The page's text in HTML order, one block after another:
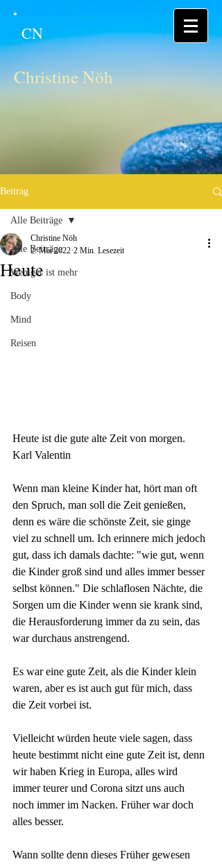
CN
Christine Nöh
Beitrag
Alle Beiträge
Weniger ist mehr
Body
Mind
Reisen
Alle Beiträge
Heute
Christine Nöh
2. Mai 2022 2 Min. Lesezeit
Heute ist die gute alte Zeit von morgen.
Karl Valentin
Wenn man kleine Kinder hat, hört man oft
den Spruch, man soll die Zeit genießen,
denn es wäre die schönste Zeit, sie ginge
viel zu schnell um. Ich erinnere mich jedoch
gut, dass ich damals dachte: "wie gut, wenn
die Kinder groß sind und alles immer besser
selbst können." Die schlaflosen Nächte, die
Sorgen um die Kinder wenn sie krank sind,
die Herausforderung immer da zu sein, das
war durchaus anstrengend.
Es war eine gute Zeit, als die Kinder klein
waren, aber es ist auch gut für mich, dass
die Zeit vorbei ist.
Vielleicht würden heute viele sagen, dass
heute bestimmt nicht eine gute Zeit ist, denn
wir haben Krieg in Europa, alles wird
immer teurer und Corona sitzt uns auch
noch immer im Nacken. Früher war doch
alles besser.
Wann sollte denn dieses Früher gewesen